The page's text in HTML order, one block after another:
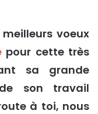
voeux
pour cette très
sa grande
son travail
à toi, nous